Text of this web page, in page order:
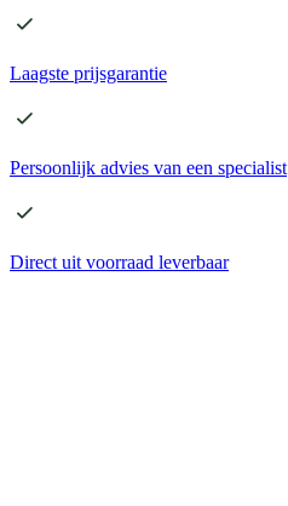
Laagste prijsgarantie
Persoonlijk advies van een specialist
Direct uit voorraad leverbaar